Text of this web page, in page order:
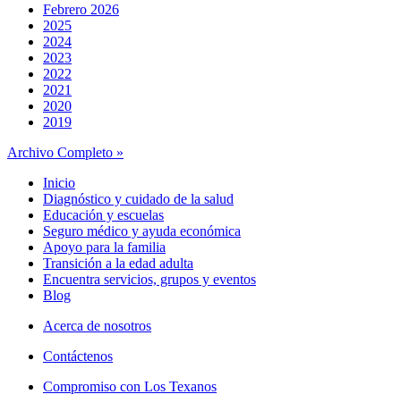
Febrero 2026
2025
2024
2023
2022
2021
2020
2019
Archivo Completo »
Inicio
Diagnóstico y cuidado de la salud
Educación y escuelas
Seguro médico y ayuda económica
Apoyo para la familia
Transición a la edad adulta
Encuentra servicios, grupos y eventos
Blog
Acerca de nosotros
Contáctenos
Compromiso con Los Texanos